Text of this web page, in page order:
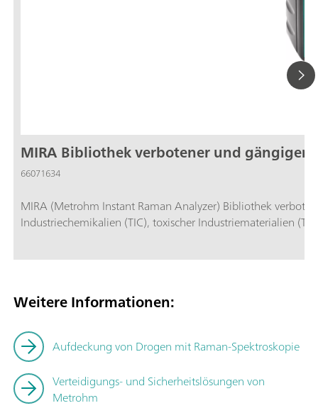
MIRA Bibliothek verbotener und gängiger
66071634
MIRA (Metrohm Instant Raman Analyzer) Bibliothek
Industriechemikalien (TIC), toxischer Industriematerialien
Weitere Informationen:
Aufdeckung von Drogen mit Raman-Spektroskopie
Verteidigungs- und Sicherheitslösungen von
Metrohm